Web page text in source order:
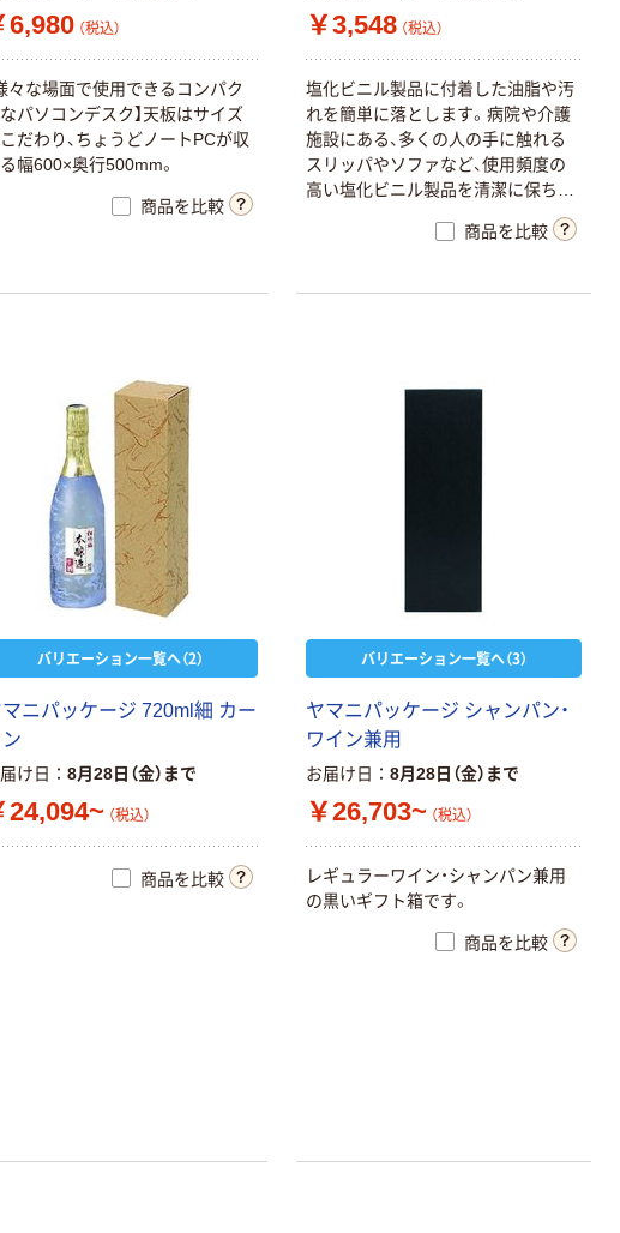
6,980 （税込）
々な場面で使用できる コ ンパク
なパソ コ ンデスク】 天板はサイ ズ
こ だわ り 、 ち ょ う どノ ー トPCが収
る幅600×奥行500mm。
商品を比較
￥3,548 （税込）
塩化ビニル製品に付着 した油脂や汚
れを簡単に落と します。病院や介護
施設にある、 多 く の 人 の手に触れる
ス リ ッ パやソ フ ァなど、使用頻度の
高い塩化ビニル製品を清潔に保ち
商品を比較
バリエーション一覧へ（2）
マニパッケージ 720ml 細 カー
ン
け日 8月28日（金）まで
24,094~ （税込）
商品を比較
バリエーション一覧へ（3）
ヤマニパッケージ シャ ンパン・
ワイ ン兼用
お届け日 8月28日（金）まで
￥26,703~ （税込）
レギ ュ ラーワイ ン・シャ ンパン兼用
の黒いギフ ト箱です。
商品を比較